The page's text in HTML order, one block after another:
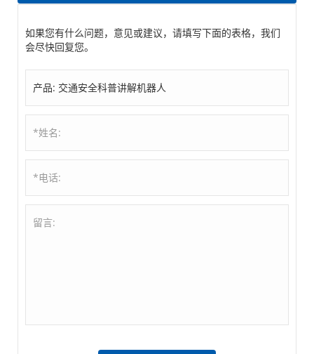
如果您有什么问题，意见或建议，请填写下面的表格，我们
会尽快回复您。